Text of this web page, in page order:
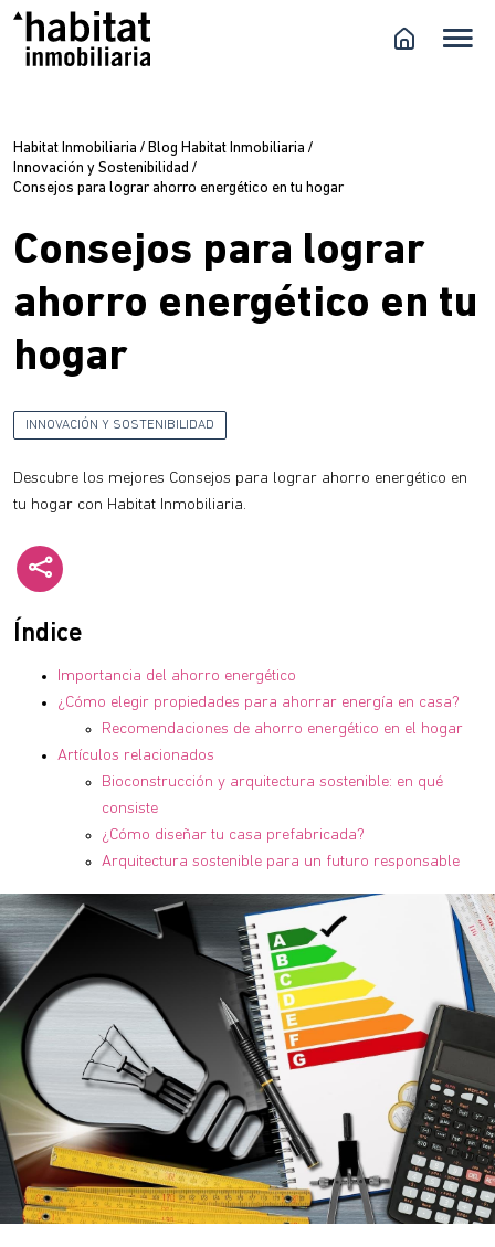
Habitat Inmobiliaria / Blog Habitat Inmobiliaria /
Innovación y Sostenibilidad /
Consejos para lograr ahorro energético en tu hogar
Consejos para lograr
ahorro energético en tu
hogar
INNOVACIÓN Y SOSTENIBILIDAD
Descubre los mejores Consejos para lograr ahorro energético en
tu hogar con Habitat Inmobiliaria.
Índice
Importancia del ahorro energético
¿Cómo elegir propiedades para ahorrar energía en casa?
Recomendaciones de ahorro energético en el hogar
Artículos relacionados
Bioconstrucción y arquitectura sostenible: en qué
consiste
¿Cómo diseñar tu casa prefabricada?
Arquitectura sostenible para un futuro responsable